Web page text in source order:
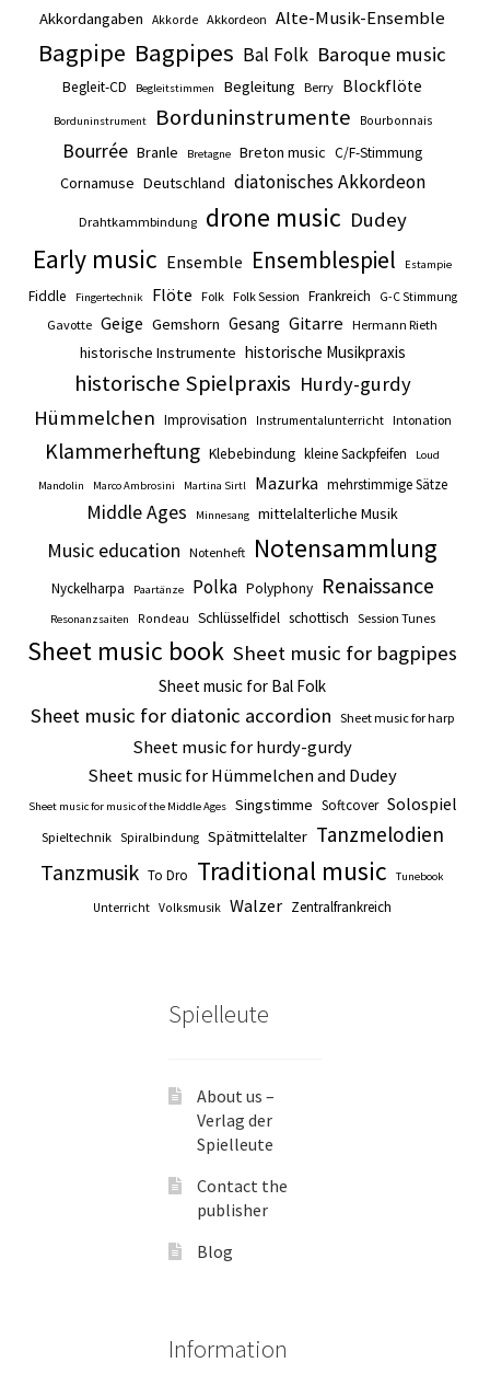
Akkordangaben Akkorde Akkordeon Alte-Musik-Ensemble
Bagpipe Bagpipes Bal Folk Baroque music
Begleit-CD Begleitstimmen Begleitung Berry Blockflöte
Borduninstrument Borduninstrumente Bourbonnais
Bourrée Branle Bretagne Breton music C/F-Stimmung
Cornamuse Deutschland diatonisches Akkordeon
Drahtkammbindung drone music Dudey
Early music Ensemble Ensemblespiel Estampie
Fiddle Fingertechnik Flöte Folk Folk Session Frankreich G-C Stimmung
Gavotte Geige Gemshorn Gesang Gitarre Hermann Rieth
historische Instrumente historische Musikpraxis
historische Spielpraxis Hurdy-gurdy
Hümmelchen Improvisation Instrumentalunterricht Intonation
Klammerheftung Klebebindung kleine Sackpfeifen Loud
Mandolin Marco Ambrosini Martina Sirtl Mazurka mehrstimmige Sätze
Middle Ages Minnesang mittelalterliche Musik
Music education Notenheft Notensammlung
Nyckelharpa Paartänze Polka Polyphony Renaissance
Resonanzsaiten Rondeau Schlüsselfidel schottisch Session Tunes
Sheet music book Sheet music for bagpipes
Sheet music for Bal Folk
Sheet music for diatonic accordion Sheet music for harp
Sheet music for hurdy-gurdy
Sheet music for Hümmelchen and Dudey
Sheet music for music of the Middle Ages Singstimme Softcover Solospiel
Spieltechnik Spiralbindung Spätmittelalter Tanzmelodien
Tanzmusik To Dro Traditional music Tunebook
Unterricht Volksmusik Walzer Zentralfrankreich
Spielleute
About us –
Verlag der
Spielleute
Contact the
publisher
Blog
Information